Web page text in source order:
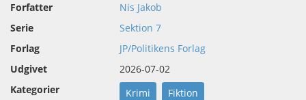
Forfatter
Nis Jakob
Serie
Sektion 7
Forlag
JP/Politikens Forlag
Udgivet
2026-07-02
Kategorier
Krimi Fiktion